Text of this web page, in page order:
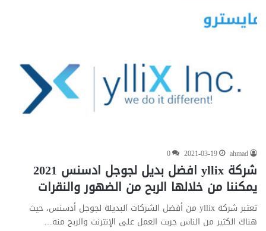
ahmad
2021-03-19
0
شركة yllix افضل بديل لجوجل ادسنس 2021
يمكننا من خلالها الربح من الضهور والنقرات
تعتبر شركة yllix من أفضل الشركات البديلة لجوجل أدسنس، حيث
هناك الكثير من الناس جربت العمل على الإنترنت والربح منه…